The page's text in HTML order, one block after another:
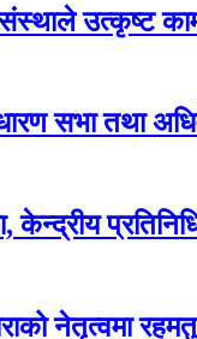
उत्कृष्ट
सभा तथा
केन्द्रीय
नेतृत्वमा